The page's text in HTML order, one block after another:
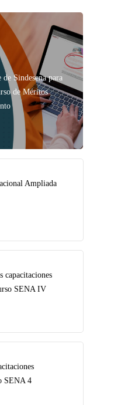
Sindesena para
de Méritos
Ampliada
capacitaciones
SENA IV
SENA 4